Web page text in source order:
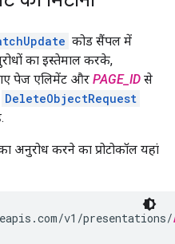
कोड सैंपल में
का इस्तेमाल करके,
पेज एलिमेंट और PAGE_ID से
DeleteObjectRequest
अनुरोध करने का प्रोटोकॉल यहां
v1/presentations/